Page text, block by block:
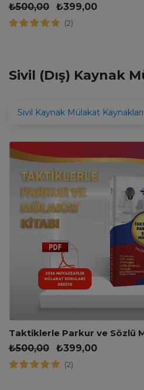
₺500,00 ₺399,00
(2)
Sivil (Dış) Kaynak
Sivil Kaynak Mülakat Kaynakları
Taktiklerle Parkur ve Sözlü
₺500,00 ₺399,00
(2)